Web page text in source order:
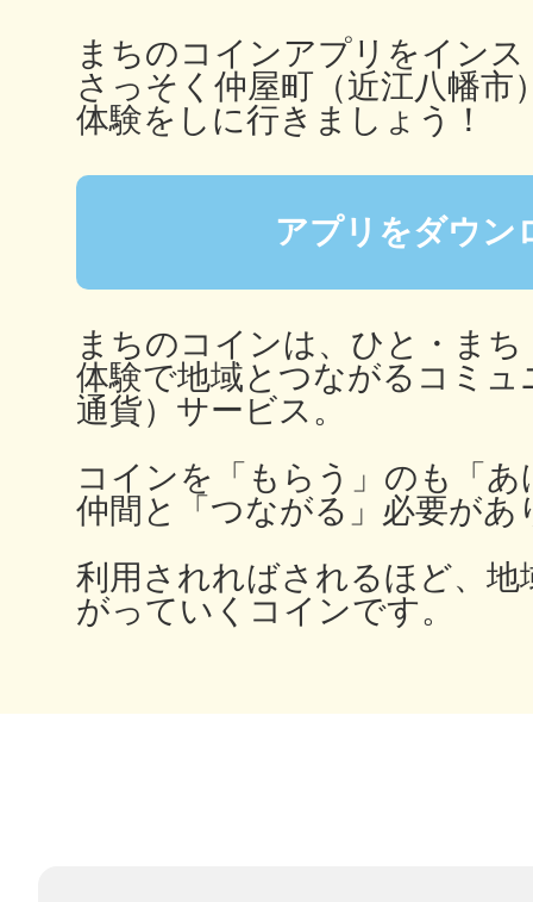
まちのコインアプリをイン
さっそく仲屋町（近江八幡市
体験をしに行きましょう！
アプリをダウン
まちのコインは、ひと・ま
体験で地域とつながるコミュ
通貨）サービス。
コインを「もらう」のも「
仲間と「つながる」必要があ
利用されればされるほど、地
がっていくコインです。
日置
高知市
シモキ
多度津